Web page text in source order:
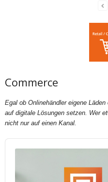
Commerce
Egal ob Onlinehändler eigene
auf digitale Lösungen setzen. Wer
nicht nur auf einen Kanal.
Audio
Player